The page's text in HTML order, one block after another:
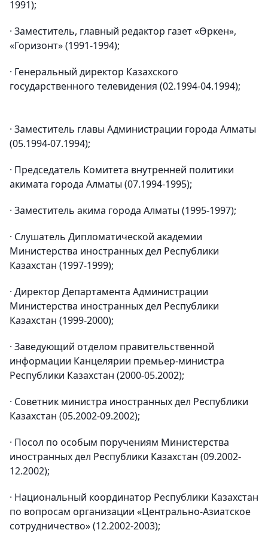
1991);
· Заместитель, главный редактор газет «Өркен»,
«Горизонт» (1991-1994);
· Генеральный директор Казахского
государственного телевидения (02.1994-04.1994);
· Заместитель главы Администрации города Алматы
(05.1994-07.1994);
· Председатель Комитета внутренней политики
акимата города Алматы (07.1994-1995);
· Заместитель акима города Алматы (1995-1997);
· Слушатель Дипломатической академии
Министерства иностранных дел Республики
Казахстан (1997-1999);
· Директор Департамента Администрации
Министерства иностранных дел Республики
Казахстан (1999-2000);
· Заведующий отделом правительственной
информации Канцелярии премьер-министра
Республики Казахстан (2000-05.2002);
· Советник министра иностранных дел Республики
Казахстан (05.2002-09.2002);
· Посол по особым поручениям Министерства
иностранных дел Республики Казахстан (09.2002-
12.2002);
· Национальный координатор Республики Казахстан
по вопросам организации «Центрально-Азиатское
сотрудничество» (12.2002-2003);